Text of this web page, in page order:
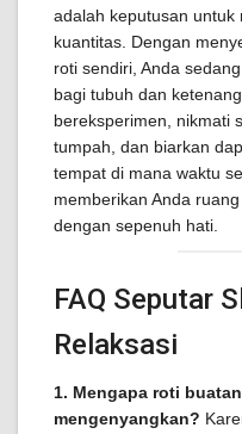
adalah keputusan untuk
kuantitas. Dengan
roti sendiri, Anda
bagi tubuh dan
bereksperimen, nikmati
tumpah, dan biarkan
tempat di mana waktu
memberikan Anda
dengan sepenuh hati.
FAQ Seputar
Relaksasi
1. Mengapa roti
mengenyangkan?